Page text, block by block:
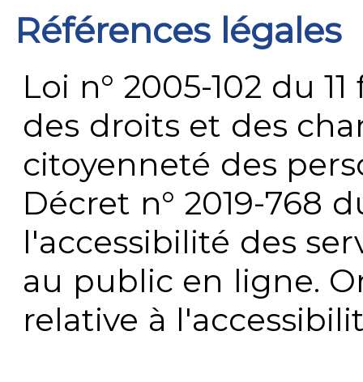
Références légales
Loi n° 2005-102 du
des droits et des
citoyenneté des
Décret n° 2019-768
l'accessibilité des
au public en ligne.
relative à